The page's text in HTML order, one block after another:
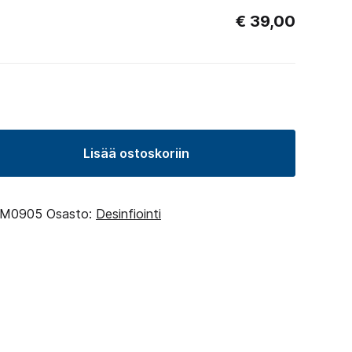
€ 39,00
Lisää ostoskoriin
Osasto: Desinfiointi